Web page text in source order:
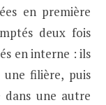
en première
deux fois
en interne : ils
filière, puis
une autre